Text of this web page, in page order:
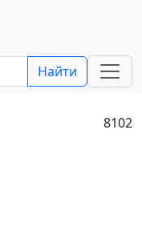
Найти
8102